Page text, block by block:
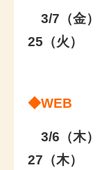
3/7（金）
25（火）
◆WEB
3/6（木）
27（木）